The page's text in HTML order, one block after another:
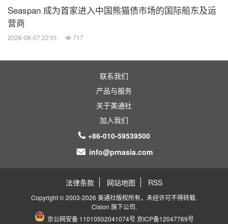
Seaspan 成为首家进入中国熊猫债市场的国际船东及运
营商
2026-08-07 22:01 717
联系我们
产品与服务
关于美通社
加入我们
+86-010-59539500
info@prnasia.com
法律条款 网站地图 RSS
Copyright © 2003-2026 美通社版权所有，未经许可不得转载.
Cision 旗下公司.
京公网安备 11010502041074号 京ICP备12047769号